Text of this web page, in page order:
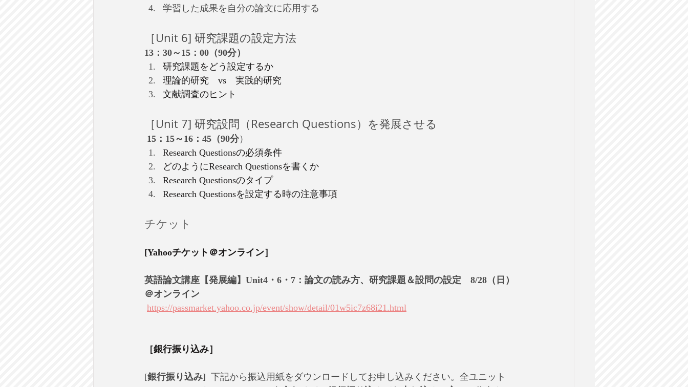
学習した成果を自分の論文に応用する
［Unit 6] 研究課題の設定方法
13：30～15：00（90分）
研究課題をどう設定するか
理論的研究　vs　実践的研究
文献調査のヒント
［Unit 7] 研究設問（Research Questions）を発展させる
15：15～16：45（90分）
Research Questionsの必須条件
どのようにResearch Questionsを書くか
Research Questionsのタイプ
Research Questionsを設定する時の注意事項
チケット
[Yahooチケット＠オンライン］
英語論文講座【発展編】Unit4・6・7：論文の読み方、研究課題＆設問の設定　8/28（日）
＠オンライン
https://passmarket.yahoo.co.jp/event/show/detail/01w5ic7z68i21.html
［銀行振り込み］
[銀行振り込み]
  下記から振込用紙をダウンロードしてお申し込みください。全ユニット